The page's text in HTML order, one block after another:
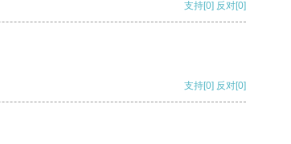
支持[0] 反对[0]
支持[0] 反对[0]